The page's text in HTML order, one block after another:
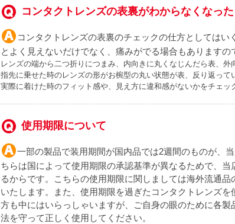
コンタクトレンズの表裏がわからなくなった
コンタクトレンズの表裏のチェックの仕方としては
とよく見えないだけでなく、痛みがでる場合もありますの
レンズの端から二つ折りにつまみ、内向きに丸くなじんだら表、外
指先に乗せた時のレンズの形がお椀型の丸い状態が表、反り返って
実際に着けた時のフィット感や、見え方に違和感がないかをチェッ
使用期限について
一部の製品で装用期間が国内品では2週間のものが、
ちらは国によって使用期限の承認基準が異なるためで、
るからです。こちらの使用期限に関しましては海外流通
いたします。また、使用期限を過ぎたコンタクトレンズ
方も中にはいらっしゃいますが、ご自身の眼のために各
法を守って正しく使用してください。